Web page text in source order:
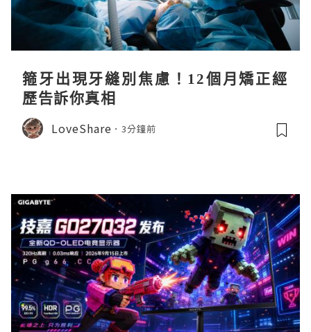
箍牙出現牙縫別焦慮！12個月矯正經
歷告訴你真相
LoveShare 3分鐘前